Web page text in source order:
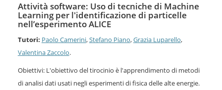
Attività software: Uso di tecniche di Machine
Learning per l'identificazione di particelle
nell’esperimento ALICE
Tutori: Paolo Camerini,Stefano Piano,Grazia Luparello,
Valentina Zaccolo.
Obiettivi: L'obiettivo del tirocinio è l'apprendimento di metodi
di analisi dati usati negli esperimenti di fisica delle alte energie.